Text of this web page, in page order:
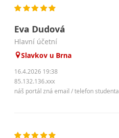
Eva Dudová
hlavní účetní
Slavkov u Brna
16.4.2026 19:38
85.132.136.xxx
náš portál zná email / telefon studenta